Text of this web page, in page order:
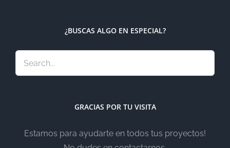
¿BUSCAS ALGO EN ESPECIAL?
GRACIAS POR TU VISITA
Estamos para ayudarte en todos tus proyectos!